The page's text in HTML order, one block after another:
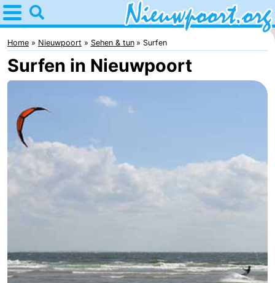
Home
Nieuwpoort
Tipps
kindern
Übernachten
Appartements
Nieuwpoort
Suites
Ferienhäuser
Home Nieuwpoort Sehen & tun Surfen
Surfen in Nieuwpoort